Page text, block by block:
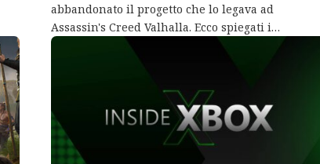
abbandonato il progetto che lo legava ad
Assassin's Creed Valhalla. Ecco spiegati i…